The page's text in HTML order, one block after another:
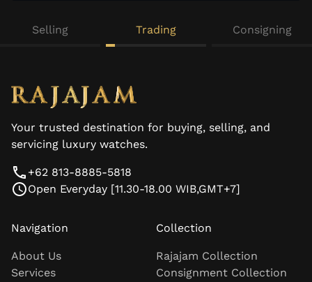
Selling Trading Consigning
Your trusted destination for buying, selling, and
servicing luxury watches.
+62 813-8885-5818
Open Everyday [11.30-18.00 WIB,GMT+7]
Navigation
About Us
Services
Collection
Rajajam Collection
Consignment Collection